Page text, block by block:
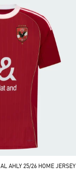
AL AHLY 25/26 HOME JERSEY